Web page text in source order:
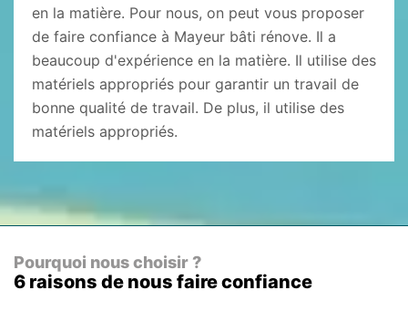
en la matière. Pour nous, on peut vous proposer
de faire confiance à Mayeur bâti rénove. Il a
beaucoup d'expérience en la matière. Il utilise des
matériels appropriés pour garantir un travail de
bonne qualité de travail. De plus, il utilise des
matériels appropriés.
Pourquoi nous choisir ?
6 raisons de nous faire confiance